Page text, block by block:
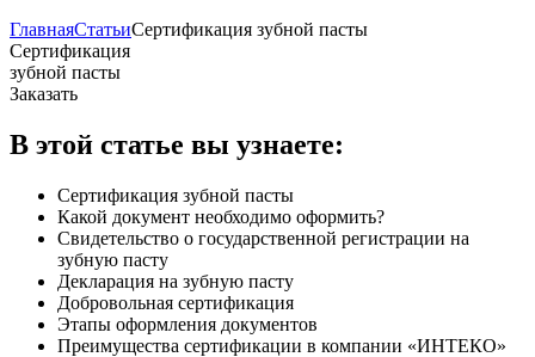
ГлавнаяСтатьиСертификация зубной пасты
Сертификация
зубной пасты
Заказать
В этой статье вы узнаете:
Сертификация зубной пасты
Какой документ необходимо оформить?
Свидетельство о государственной регистрации на
зубную пасту
Декларация на зубную пасту
Добровольная сертификация
Этапы оформления документов
Преимущества сертификации в компании «ИНТЕКО»